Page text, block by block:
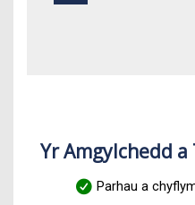
Yr Amgylchedd
Parhau a